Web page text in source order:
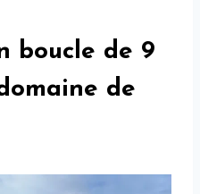
boucle de 9
de